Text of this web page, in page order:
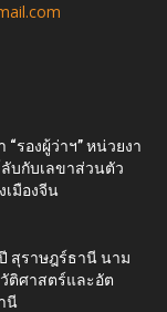
รองผู้ว่าฯ” หน่วยงา
บกับเลขาส่วนตัว
มืองจีน
สุราษฎร์ธานี นาม
ติศาสตร์และอัต
นี